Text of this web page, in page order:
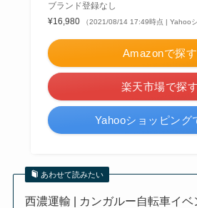
ブランド登録なし
¥16,980
（2021/08/14 17:49時点 | Yahoo
Amazonで探す
楽天市場で探す
Yahooショッピング
あわせて読みたい
西濃運輸 | カンガルー自転車イ